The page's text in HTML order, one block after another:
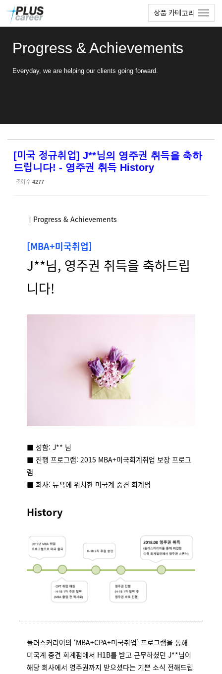
상품 카테고리
Progress & Achievements
Everyday, we are helping our clients going forward.
[미국 정규취업] J**님의 영주권 취득을 축하
드립니다! - 영주권 취득 History
조회 수 4277
ㅣProgress & Achievements
[MBA+미국취업]
J**님, 영주권 취득을 축하드립
니다!
■ 성함: J** 님
■ 진행 프로그램: 2015 MBA+미국회계취업 보장 프로그
램
■ 회사: 뉴욕에 위치한 미국계 중견 회계펌
History
플러스커리어의 ‘MBA+CPA+미국취업’ 프로그램을 통해
미국계 중견 회계펌에서 H1B를 받고 근무하셨던 J**님이
해당 회사에서 영주권까지 받으셨다는 기쁜 소식 전해드립